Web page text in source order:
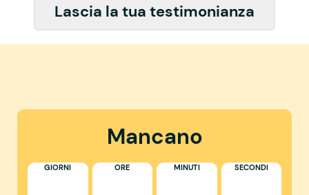
Lascia la tua testimonianza
Mancano
GIORNI ORE MINUTI SECONDI